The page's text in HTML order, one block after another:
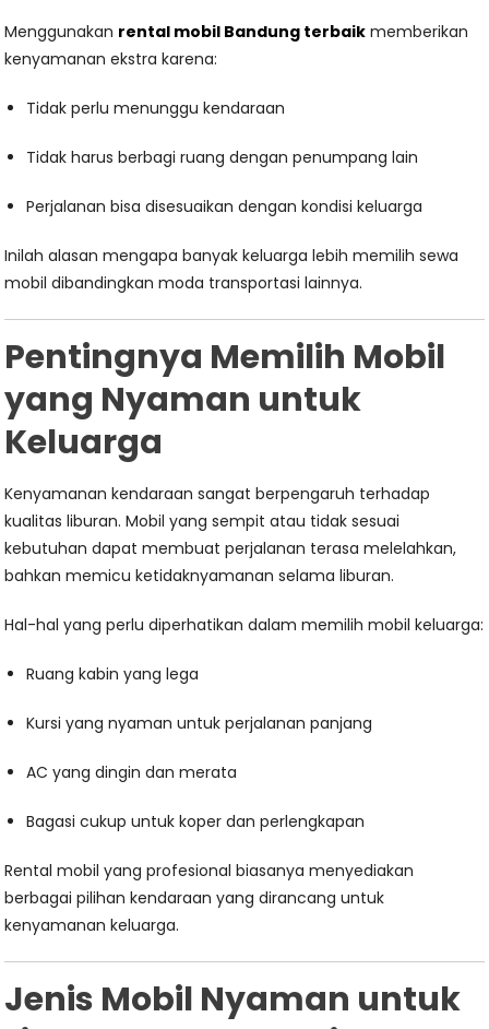
Menggunakan rental mobil Bandung terbaik memberikan
kenyamanan ekstra karena:
Tidak perlu menunggu kendaraan
Tidak harus berbagi ruang dengan penumpang lain
Perjalanan bisa disesuaikan dengan kondisi keluarga
Inilah alasan mengapa banyak keluarga lebih memilih sewa
mobil dibandingkan moda transportasi lainnya.
Pentingnya Memilih Mobil
yang Nyaman untuk
Keluarga
Kenyamanan kendaraan sangat berpengaruh terhadap
kualitas liburan. Mobil yang sempit atau tidak sesuai
kebutuhan dapat membuat perjalanan terasa melelahkan,
bahkan memicu ketidaknyamanan selama liburan.
Hal-hal yang perlu diperhatikan dalam memilih mobil keluarga:
Ruang kabin yang lega
Kursi yang nyaman untuk perjalanan panjang
AC yang dingin dan merata
Bagasi cukup untuk koper dan perlengkapan
Rental mobil yang profesional biasanya menyediakan
berbagai pilihan kendaraan yang dirancang untuk
kenyamanan keluarga.
Jenis Mobil Nyaman untuk